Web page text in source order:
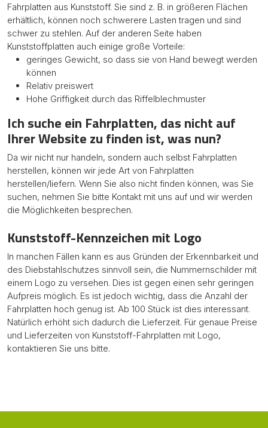
Fahrplatten aus Kunststoff. Sie sind z. B. in größeren Flächen
erhältlich, können noch schwerere Lasten tragen und sind
schwer zu stehlen. Auf der anderen Seite haben
Kunststoffplatten auch einige große Vorteile:
geringes Gewicht, so dass sie von Hand bewegt werden
können
Relativ preiswert
Hohe Griffigkeit durch das Riffelblechmuster
Ich suche ein Fahrplatten, das nicht auf
Ihrer Website zu finden ist, was nun?
Da wir nicht nur handeln, sondern auch selbst Fahrplatten
herstellen, können wir jede Art von Fahrplatten
herstellen/liefern. Wenn Sie also nicht finden können, was Sie
suchen, nehmen Sie bitte Kontakt mit uns auf und wir werden
die Möglichkeiten besprechen.
Kunststoff-Kennzeichen mit Logo
In manchen Fällen kann es aus Gründen der Erkennbarkeit und
des Diebstahlschutzes sinnvoll sein, die Nummernschilder mit
einem Logo zu versehen. Dies ist gegen einen sehr geringen
Aufpreis möglich. Es ist jedoch wichtig, dass die Anzahl der
Fahrplatten hoch genug ist. Ab 100 Stück ist dies interessant.
Natürlich erhöht sich dadurch die Lieferzeit. Für genaue Preise
und Lieferzeiten von Kunststoff-Fahrplatten mit Logo,
kontaktieren Sie uns bitte.